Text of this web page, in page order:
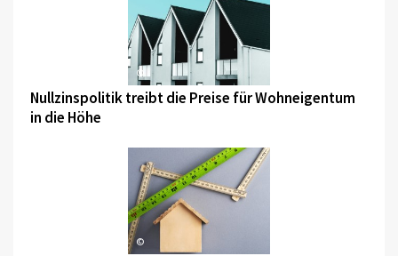
©
Nullzinspolitik treibt die Preise für Wohneigentum
in die Höhe
©